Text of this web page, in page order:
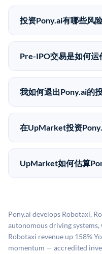
不同。
可以。合格投资者可以
upmarket.co创建账户来
50,000美元。
自2019年以来已经纪超
投资Pony.ai有哪些风
Pre-IPO投资存在重大
意味着没有公开市场可
好可能全部损失的准备
间可能大幅波动。投资
Pre-IPO交易是如何运
在Pre-IPO交易中，合
股东（如员工、早期投
为FINRA注册的经纪交
理合规、文件和结算事
我如何退出Pony.ai的
Pre-IPO持股主要有两
售给其他买家，或持有
市场条件。任何退出的
做好多年持有的准备。
在UpMarket投资
UpMarket上大多数Pre-
50,000美元。具体金额
UpMarket如何估算
司可比倍数应用私有公
息不对称。此估值不构
格存在重大差异。
Pony.ai develops Robotaxi,
autonomous driving
Robotaxi revenue up 158%
momentum — accredited